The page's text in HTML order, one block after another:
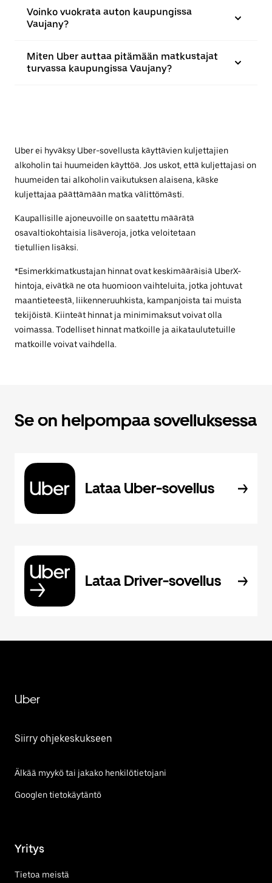
Voinko vuokrata auton kaupungissa
Vaujany?
Miten Uber auttaa pitämään matkustajat
turvassa kaupungissa Vaujany?
Uber ei hyväksy Uber-sovellusta käyttävien kuljettajien
alkoholin tai huumeiden käyttöä. Jos uskot, että kuljettajasi on
huumeiden tai alkoholin vaikutuksen alaisena, käske
kuljettajaa päättämään matka välittömästi.
Kaupallisille ajoneuvoille on saatettu määrätä
osavaltiokohtaisia lisäveroja, jotka veloitetaan
tietullien lisäksi.
*Esimerkkimatkustajan hinnat ovat keskimääräisiä UberX-
hintoja, eivätkä ne ota huomioon vaihteluita, jotka johtuvat
maantieteestä, liikenneruuhkista, kampanjoista tai muista
tekijöistä. Kiinteät hinnat ja minimimaksut voivat olla
voimassa. Todelliset hinnat matkoille ja aikataulutetuille
matkoille voivat vaihdella.
Se on helpompaa sovelluksessa
Lataa Uber-sovellus
Lataa Driver-sovellus
Uber
Siirry ohjekeskukseen
Älkää myykö tai jakako henkilötietojani
Googlen tietokäytäntö
Yritys
Tietoa meistä